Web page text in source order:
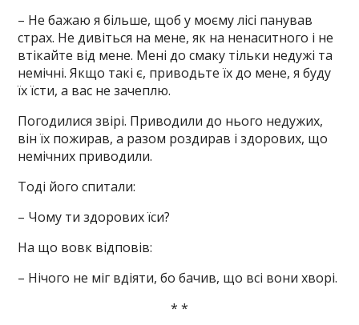
– Не бажаю я більше, щоб у моєму лісі панував
страх. Не дивіться на мене, як на ненаситного і не
втікайте від мене. Мені до смаку тільки недужі та
немічні. Якщо такі є, приводьте їх до мене, я буду
їх їсти, а вас не зачеплю.
Погодилися звірі. Приводили до нього недужих,
він їх пожирав, а разом роздирав і здорових, що
немічних приводили.
Тоді його спитали:
– Чому ти здорових їси?
На що вовк відповів:
– Нічого не міг вдіяти, бо бачив, що всі вони хворі.
* *